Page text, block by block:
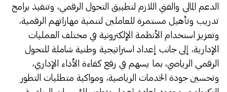
الدعم المالي والفني اللازم لتطبيق التحول الرقمي، وتنفيذ برامج
تدريب وتأهيل مستمرة للعاملين لتنمية مهاراتهم الرقمية،
وتعزيز استخدام الأنظمة الإلكترونية في مختلف العمليات
الإدارية، إلى جانب إعداد استراتيجية وطنية شاملة للتحول
الرقمي الرياضي، بما يسهم في رفع كفاءة الأداء الإداري،
وتحسين جودة الخدمات الرياضية، ومواكبة متطلبات التطور